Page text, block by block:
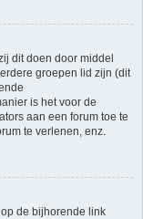
dit doen door middel
groepen lid zijn (dit
is het voor de
aan een forum toe te
te verlenen, enz.
de bijhorende link